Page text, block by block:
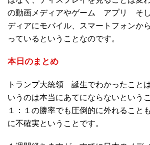
の動画メディアやゲーム アプリ そ
ディアにモバイル、スマートフォンか
っているということなのです。
本日のまとめ
トランプ大統領 誕生でわかったこと
いうのは本当にあてにならないという
１：１の勝率でも圧倒的に外れること
に不確実ということです。